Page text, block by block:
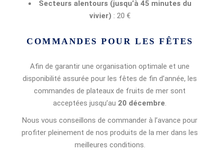
Secteurs alentours (jusqu’à 45 minutes du
vivier) : 20 €
COMMANDES POUR LES FÊTES
Afin de garantir une organisation optimale et une
disponibilité assurée pour les fêtes de fin d’année, les
commandes de plateaux de fruits de mer sont
acceptées jusqu’au 20 décembre.
Nous vous conseillons de commander à l’avance pour
profiter pleinement de nos produits de la mer dans les
meilleures conditions.